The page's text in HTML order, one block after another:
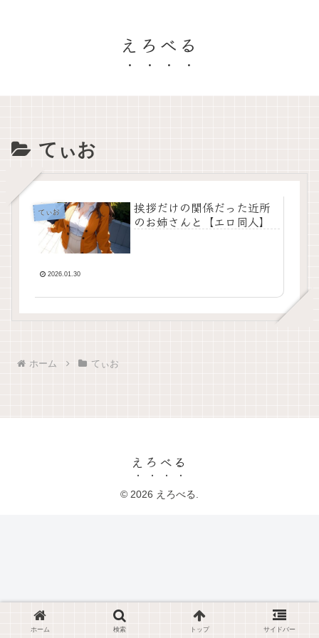
えろべる
てぃお
てぃお
挨拶だけの関係だった近所
のお姉さんと【エロ同人】
2026.01.30
ホーム てぃお
えろべる
© 2026 えろべる.
ホーム 検索 トップ サイドバー